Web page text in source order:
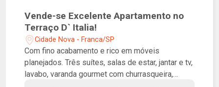
Vende-se Excelente Apartamento no
Terraço D` Italia!
Cidade Nova - Franca/SP
Com fino acabamento e rico em móveis
planejados. Três suítes, salas de estar, jantar e tv,
lavabo, varanda gourmet com churrasqueira,